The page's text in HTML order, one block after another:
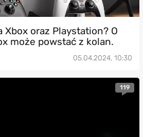
Xbox oraz Playstation? O
może powstać z kolan.
05.04.2024, 10:30
119